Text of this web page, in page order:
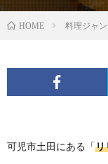
HOME 料理ジャ
可児市土田にある「リ